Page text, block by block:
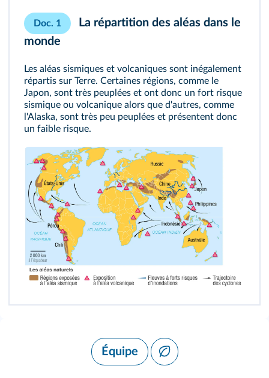
Doc. 1
La répartition des aléas dans le
monde
Les aléas sismiques et volcaniques sont inégalement
répartis sur Terre. Certaines régions, comme le
Japon, sont très peuplées et ont donc un fort risque
sismique ou volcanique alors que d'autres, comme
l'Alaska, sont très peu peuplées et présentent donc
un faible risque.
Équipe